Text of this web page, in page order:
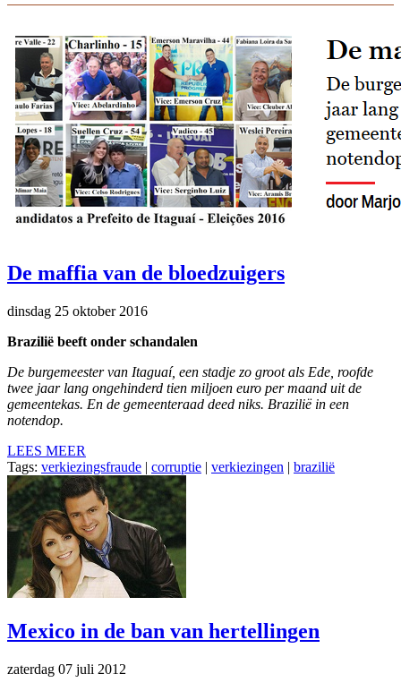
De maffia van de bloedzuigers
dinsdag 25 oktober 2016
Brazilië beeft onder schandalen
De burgemeester van Itaguaí, een stadje zo groot als Ede, roofde
twee jaar lang ongehinderd tien miljoen euro per maand uit de
gemeentekas. En de gemeenteraad deed niks. Brazilië in een
notendop.
LEES MEER
Tags: verkiezingsfraude | corruptie | verkiezingen | brazilië
Mexico in de ban van hertellingen
zaterdag 07 juli 2012